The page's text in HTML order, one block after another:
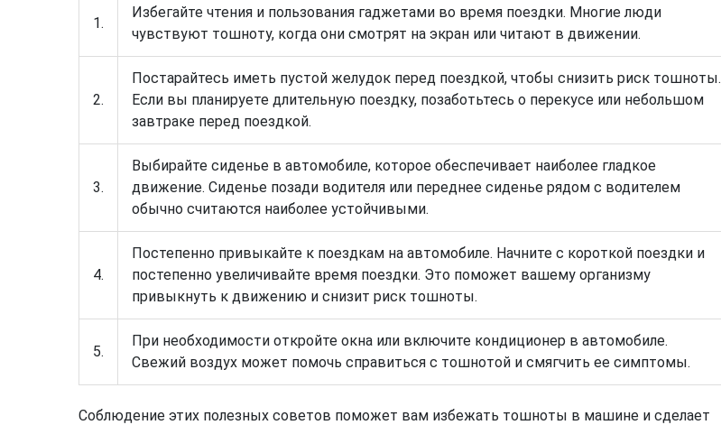
1.
Избегайте чтения и пользования гаджетами во время поездки. Многие люди
чувствуют тошноту, когда они смотрят на экран или читают в движении.
2.
Постарайтесь иметь пустой желудок перед поездкой, чтобы снизить риск тошноты.
Если вы планируете длительную поездку, позаботьтесь о перекусе или небольшом
завтраке перед поездкой.
3.
Выбирайте сиденье в автомобиле, которое обеспечивает наиболее гладкое
движение. Сиденье позади водителя или переднее сиденье рядом с водителем
обычно считаются наиболее устойчивыми.
4.
Постепенно привыкайте к поездкам на автомобиле. Начните с короткой поездки и
постепенно увеличивайте время поездки. Это поможет вашему организму
привыкнуть к движению и снизит риск тошноты.
5.
При необходимости откройте окна или включите кондиционер в автомобиле.
Свежий воздух может помочь справиться с тошнотой и смягчить ее симптомы.
Соблюдение этих полезных советов поможет вам избежать тошноты в машине и сделает